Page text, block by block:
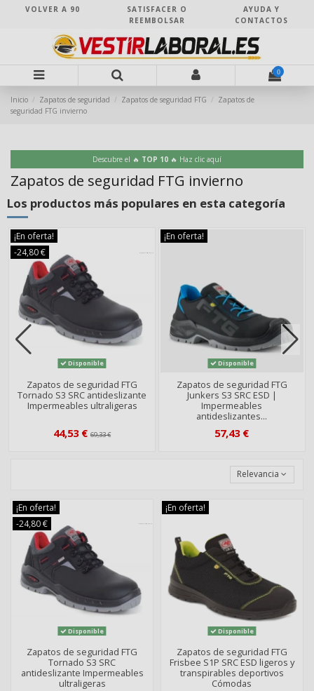
VOLVER A 90
SATISFACER O
REEMBOLSAR
AYUDA Y
CONTACTOS
0
Inicio Zapatos de seguridad Zapatos de seguridad FTG
Zapatos de
seguridad FTG invierno
Descubre el 🔥 TOP 10 🔥 Haz clic aquí
Zapatos de seguridad FTG invierno
Los productos más populares en esta categoría
¡En oferta!
-24,80 €
Disponible
Zapatos de seguridad FTG
Tornado S3 SRC antideslizante
Impermeables ultraligeras
44,53 €69,33 €
¡En oferta!
Disponible
Zapatos de seguridad FTG
Junkers S3 SRC ESD |
Impermeables
antideslizantes...
57,43 €
Relevancia
¡En oferta!
-24,80 €
Disponible
Zapatos de seguridad FTG
Tornado S3 SRC
antideslizante Impermeables
ultraligeras
¡En oferta!
Disponible
Zapatos de seguridad FTG
Frisbee S1P SRC ESD ligeros y
transpirables deportivos
Cómodas